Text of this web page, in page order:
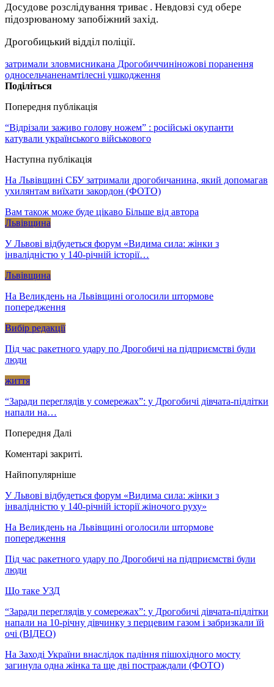
Досудове розслідування триває . Невдовзі суд обере
підозрюваному запобіжний захід.
Дрогобицький відділ поліції.
затримали зловмисникана Дрогобиччиніножові поранення
односельчаненамтілесні ушкодження
Поділіться
Попередня публікація
“Відрізали заживо голову ножем” : російські окупанти
катували українського військового
Наступна публікація
На Львівщині СБУ затримали дрогобичанина, який допомагав
ухилянтам виїхати закордон (ФОТО)
Вам також може буде цікаво Більше від автора
Львівщина
У Львові відбудеться форум «Видима сила: жінки з
інвалідністю у 140-річній історії…
Львівщина
На Великдень на Львівщині оголосили штормове
попередження
Вибір редакції
Під час ракетного удару по Дрогобичі на підприємстві були
люди
життя
“Заради переглядів у сомережах”: у Дрогобичі дівчата-підлітки
напали на…
Попередня Далі
Коментарі закриті.
Найпопулярніше
У Львові відбудеться форум «Видима сила: жінки з
інвалідністю у 140-річній історії жіночого руху»
На Великдень на Львівщині оголосили штормове
попередження
Під час ракетного удару по Дрогобичі на підприємстві були
люди
Що таке УЗД
“Заради переглядів у сомережах”: у Дрогобичі дівчата-підлітки
напали на 10-річну дівчинку з перцевим газом і забризкали їй
очі (ВІДЕО)
На Заході України внаслідок падіння пішохідного мосту
загинула одна жінка та ще дві постраждали (ФОТО)